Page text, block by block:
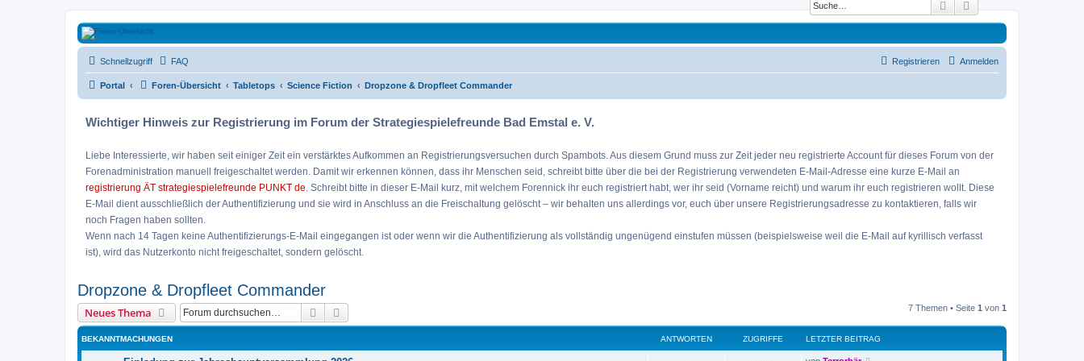
Suche
Strategiespielefreunde Bad Emstal e.V.
Das Forum der Strategiespielefreunde Bad Emstal e.V. - Tabletop und mehr
Schnellzugriff FAQ Anmelden
Registrieren
Portal Foren-Übersicht Tabletops Science Fiction Dropzone & Dropfleet Commander
Wichtiger Hinweis zur Registrierung im Forum der Strategiespielefreunde Bad Emstal e. V.
Liebe Interessierte, wir haben seit einiger Zeit ein verstärktes Aufkommen an Registrierungsversuchen durch Spambots. Aus diesem Grund muss zur Zeit jeder neu registrierte Account für dieses Forum von der
Forenadministration manuell freigeschaltet werden. Damit wir erkennen können, dass ihr Menschen seid, schreibt bitte über die bei der Registrierung verwendeten E-Mail-Adresse eine kurze E-Mail an
registrierung ÄT strategiespielefreunde PUNKT de. Schreibt bitte in dieser E-Mail kurz, mit welchem Forennick ihr euch registriert habt, wer ihr seid (Vorname reicht) und warum ihr euch registrieren wollt. Diese
E-Mail dient ausschließlich der Authentifizierung und sie wird in Anschluss an die Freischaltung gelöscht – wir behalten uns allerdings vor, euch über unsere Registrierungsadresse zu kontaktieren, falls wir
noch Fragen haben sollten.
Wenn nach 14 Tagen keine Authentifizierungs-E-Mail eingegangen ist oder wenn wir die Authentifizierung als vollständig ungenügend einstufen müssen (beispielsweise weil die E-Mail auf kyrillisch verfasst
ist), wird das Nutzerkonto nicht freigeschaltet, sondern gelöscht.
Dropzone & Dropfleet Commander
Neues Thema Suche 7 Themen • Seite 1 von 1
BEKANNTMACHUNGEN ANTWORTEN ZUGRIFFE LETZTER BEITRAG